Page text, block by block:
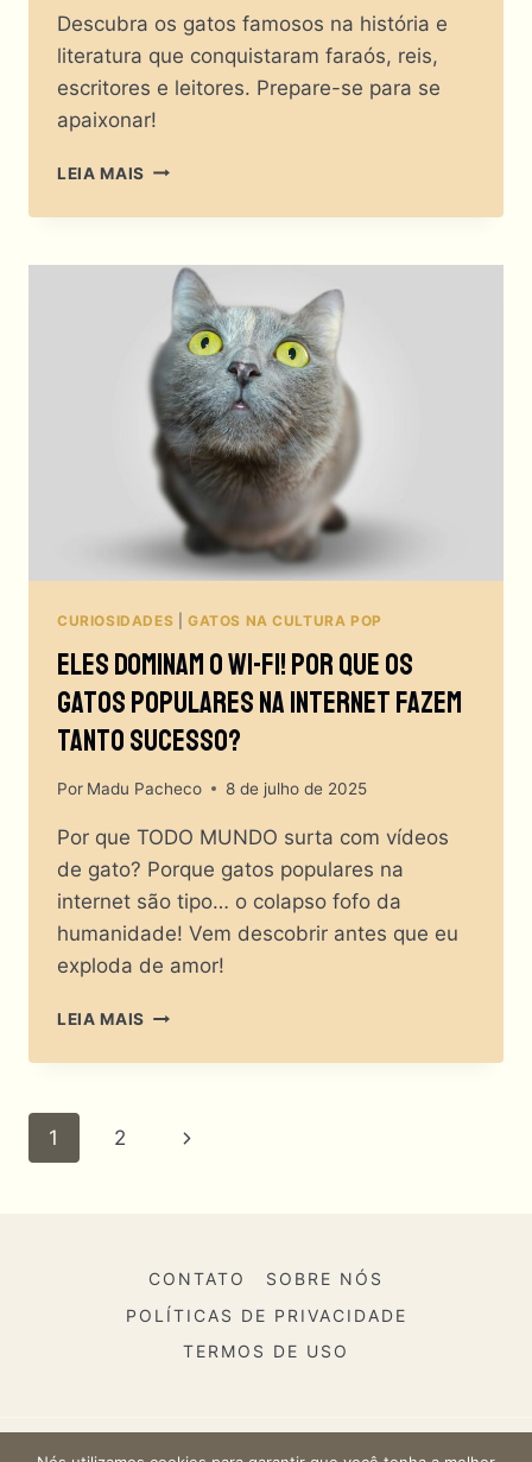
Descubra os gatos famosos na história e
literatura que conquistaram faraós, reis,
escritores e leitores. Prepare-se para se
apaixonar!
LEIA MAIS GATOS
NA
E
LITERATURA:
SERÁ
QUE
ELES
SEMPRE
DOMINARAM
O
MUNDO?
CURIOSIDADES GATOS NA CULTURA POP
Eles Dominam O Wi-Fi! Por Que Os
Gatos Populares Na Internet Fazem
Tanto Sucesso?
Por Madu Pacheco 8 de julho de 2025
Por que TODO MUNDO surta com vídeos
de gato? Porque gatos populares na
internet são tipo… o colapso fofo da
humanidade! Vem descobrir antes que eu
exploda de amor!
LEIA MAIS ELES
O
INTERNET
FAZEM
SUCESSO?
Navegação
1 2
Página
CONTATO
SOBRE NÓS
POLÍTICAS DE PRIVACIDADE
TERMOS DE USO